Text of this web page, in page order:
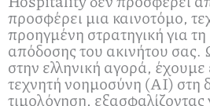
προσφέρει μια καινοτόμο,
προηγμένη στρατηγική για
απόδοσης του ακινήτου
στην ελληνική αγορά, έχουμε
τεχνητή νοημοσύνη (ΑΙ) στη
τιμολόγηση, εξασφαλίζοντας